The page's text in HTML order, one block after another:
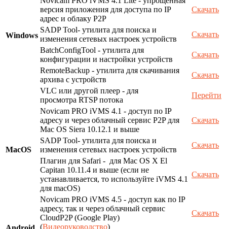
Windows
версия приложения для доступа по IP
адрес и облаку P2P
Скачать
SADP Tool- утилита для поиска и
изменения сетевых настроек устройств
Скачать
BatchConfigTool - утилита для
конфигурации и настройки устройств
Скачать
RemoteBackup - утилита для скачивания
архива с устройств
Скачать
VLC или другой плеер - для
просмотра RTSP потока
Перейти
MacOS
Novicam PRO iVMS 4.1 - доступ по IP
адресу и через облачный сервис P2P для
Mac OS Siera 10.12.1 и выше
Скачать
SADP Tool- утилита для поиска и
изменения сетевых настроек устройств
Скачать
Плагин для Safari - для Mac OS X El
Capitan 10.11.4 и выше (если не
устанавливается, то используйте iVMS 4.1
для macOS)
Скачать
Novicam PRO iVMS 4.5 - доступ как по IP
адресу, так и через облачный сервис
CloudP2P (Google Play)
(Видеоруководство)
Скачать